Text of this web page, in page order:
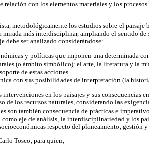
relación con los elementos materiales y los procesos
metodológicamente los estudios sobre el paisaje
mirada más interdisciplinar, ampliando el sentido
debe ser analizado considerándose:
y políticas que imponen una determinada
(o ámbito simbólico): el arte, la literatura y la
de estas acciones.
con sus posibilidades de interpretación (la
intervenciones en los paisajes y sus consecuencias
de los recursos naturales, considerando las
son también consecuencia de prácticas e
como eje de análisis, la interdisciplinariedad y los
respecto del planeamiento, gestión
Tosco, para quien,